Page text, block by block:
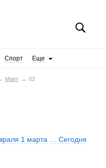
Спорт Еще
Март 02
1 марта Сегодня